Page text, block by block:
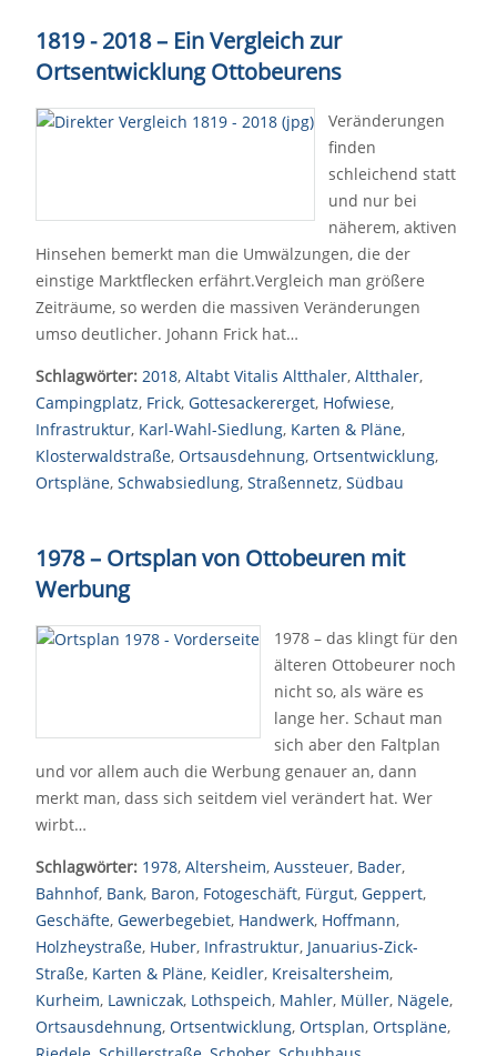
1819 - 2018 – Ein Vergleich zur
Ortsentwicklung Ottobeurens
Veränderungen
finden
schleichend statt
und nur bei
näherem, aktiven
Hinsehen bemerkt man die Umwälzungen, die der
einstige Marktflecken erfährt.Vergleich man größere
Zeiträume, so werden die massiven Veränderungen
umso deutlicher. Johann Frick hat…
Schlagwörter: 2018, Altabt Vitalis Altthaler, Altthaler,
Campingplatz, Frick, Gottesackererget, Hofwiese,
Infrastruktur, Karl-Wahl-Siedlung, Karten & Pläne,
Klosterwaldstraße, Ortsausdehnung, Ortsentwicklung,
Ortspläne, Schwabsiedlung, Straßennetz, Südbau
1978 – Ortsplan von Ottobeuren mit
Werbung
1978 – das klingt für den
älteren Ottobeurer noch
nicht so, als wäre es
lange her. Schaut man
sich aber den Faltplan
und vor allem auch die Werbung genauer an, dann
merkt man, dass sich seitdem viel verändert hat. Wer
wirbt…
Schlagwörter: 1978, Altersheim, Aussteuer, Bader,
Bahnhof, Bank, Baron, Fotogeschäft, Fürgut, Geppert,
Geschäfte, Gewerbegebiet, Handwerk, Hoffmann,
Holzheystraße, Huber, Infrastruktur, Januarius-Zick-
Straße, Karten & Pläne, Keidler, Kreisaltersheim,
Kurheim, Lawniczak, Lothspeich, Mahler, Müller, Nägele,
Ortsausdehnung, Ortsentwicklung, Ortsplan, Ortspläne,